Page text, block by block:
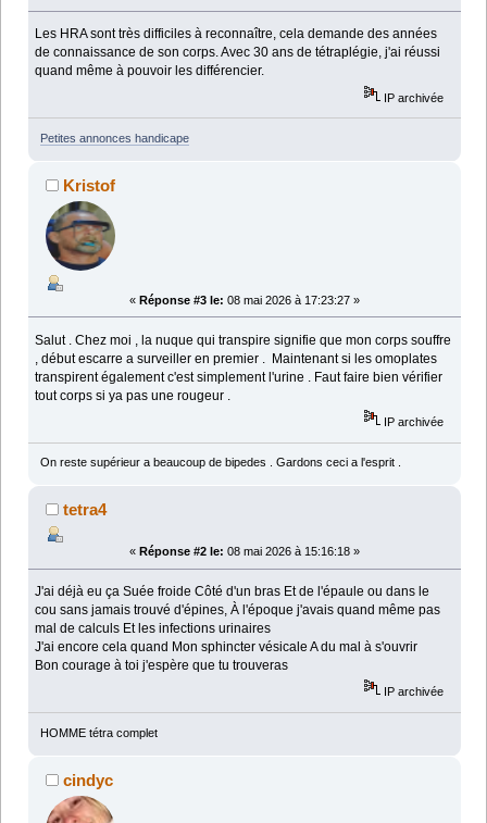
Les HRA sont très difficiles à reconnaître, cela demande des années
de connaissance de son corps. Avec 30 ans de tétraplégie, j'ai réussi
quand même à pouvoir les différencier.
IP archivée
Petites annonces handicape
Kristof
« Réponse #3 le: 08 mai 2026 à 17:23:27 »
Salut . Chez moi , la nuque qui transpire signifie que mon corps souffre
, début escarre a surveiller en premier . Maintenant si les omoplates
transpirent également c'est simplement l'urine . Faut faire bien vérifier
tout corps si ya pas une rougeur .
IP archivée
On reste supérieur a beaucoup de bipedes . Gardons ceci a l'esprit .
tetra4
« Réponse #2 le: 08 mai 2026 à 15:16:18 »
J'ai déjà eu ça Suée froide Côté d'un bras Et de l'épaule ou dans le
cou sans jamais trouvé d'épines, À l'époque j'avais quand même pas
mal de calculs Et les infections urinaires
J'ai encore cela quand Mon sphincter vésicale A du mal à s'ouvrir
Bon courage à toi j'espère que tu trouveras
IP archivée
HOMME tétra complet
cindyc